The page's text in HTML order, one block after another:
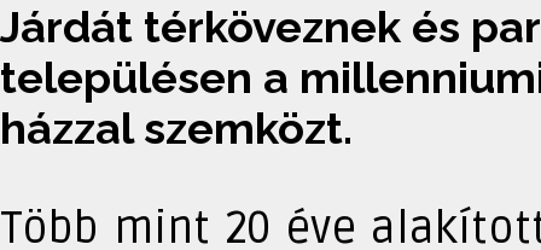
Járdát térköveznek és
településen a
házzal szemközt.
Több mint 20 éve